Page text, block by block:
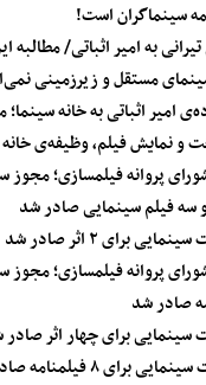
سینماگران است!
به امیر اثباتی/ مطالبه
مستقل و زیرزمینی
امیر اثباتی به خانه
و نمایش فیلم، وظیفه‌ی
پروانه فیلمسازی؛
سه فیلم سینمایی صادر شد
برای ۲ اثر صادر شد
پروانه فیلمسازی؛
سینمایی برای چهار اثر
۸ فیلمنامه صادر شد